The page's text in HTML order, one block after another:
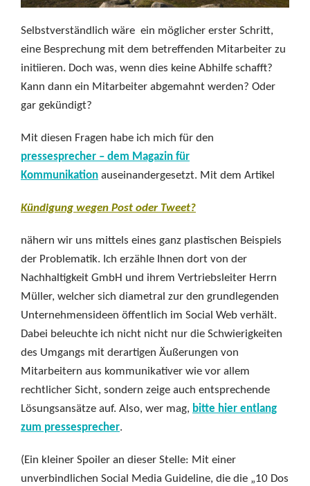
Selbstverständlich wäre ein möglicher erster Schritt,
eine Besprechung mit dem betreffenden Mitarbeiter zu
initiieren. Doch was, wenn dies keine Abhilfe schafft?
Kann dann ein Mitarbeiter abgemahnt werden? Oder
gar gekündigt?
Mit diesen Fragen habe ich mich für den
pressesprecher – dem Magazin für
Kommunikation auseinandergesetzt. Mit dem Artikel
Kündigung wegen Post oder Tweet?
nähern wir uns mittels eines ganz plastischen Beispiels
der Problematik. Ich erzähle Ihnen dort von der
Nachhaltigkeit GmbH und ihrem Vertriebsleiter Herrn
Müller, welcher sich diametral zur den grundlegenden
Unternehmensideen öffentlich im Social Web verhält.
Dabei beleuchte ich nicht nicht nur die Schwierigkeiten
des Umgangs mit derartigen Äußerungen von
Mitarbeitern aus kommunikativer wie vor allem
rechtlicher Sicht, sondern zeige auch entsprechende
Lösungsansätze auf. Also, wer mag, bitte hier entlang
zum pressesprecher.
(Ein kleiner Spoiler an dieser Stelle: Mit einer
unverbindlichen Social Media Guideline, die die „10 Dos